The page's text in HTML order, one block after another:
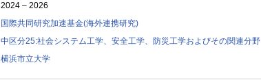
2024 – 2026
国際共同研究加速基金(海外連携研究)
中区分25:社会システム工学、安全工学、防災工学およびその関連分野
横浜市立大学